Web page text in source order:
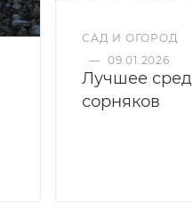
САД И ОГОРОД
— 09.01.2026
Лучшее
сорняков